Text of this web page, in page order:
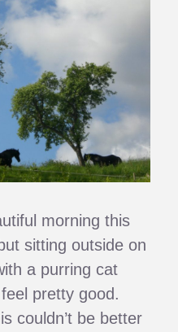
morning this
sitting outside on
a purring cat
pretty good.
couldn’t be better